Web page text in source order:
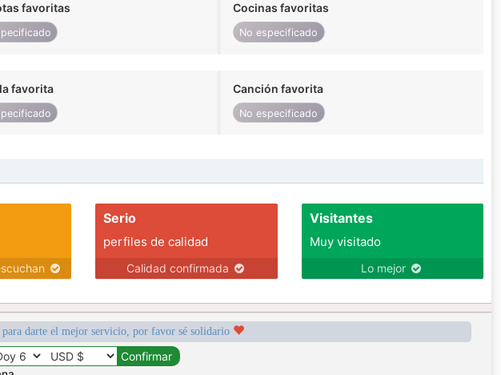
favoritas Cocinas favoritas
No especificado
favorita Canción favorita
No especificado
Serio
perfiles de calidad
Calidad confirmada
Visitantes
Muy visitado
Lo mejor
darte el mejor servicio, por favor sé solidario